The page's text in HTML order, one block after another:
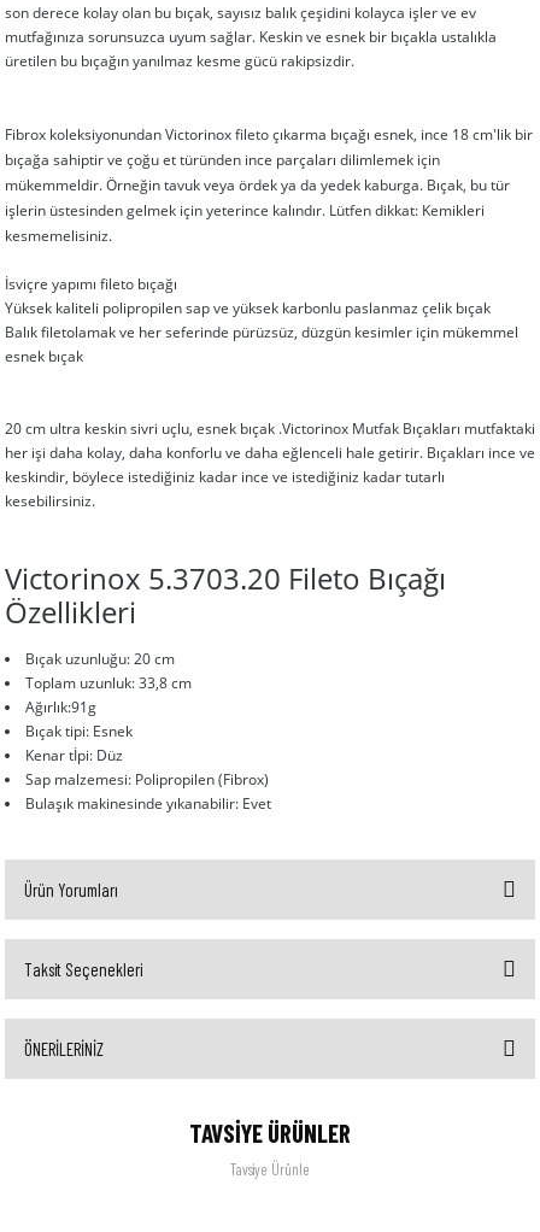
son derece kolay olan bu bıçak, sayısız balık çeşidini kolayca işler ve ev
mutfağınıza sorunsuzca uyum sağlar. Keskin ve esnek bir bıçakla ustalıkla
üretilen bu bıçağın yanılmaz kesme gücü rakipsizdir.
Fibrox koleksiyonundan Victorinox fileto çıkarma bıçağı esnek, ince 18 cm'lik bir
bıçağa sahiptir ve çoğu et türünden ince parçaları dilimlemek için
mükemmeldir. Örneğin tavuk veya ördek ya da yedek kaburga. Bıçak, bu tür
işlerin üstesinden gelmek için yeterince kalındır. Lütfen dikkat: Kemikleri
kesmemelisiniz.
İsviçre yapımı fileto bıçağı
Yüksek kaliteli polipropilen sap ve yüksek karbonlu paslanmaz çelik bıçak
Balık filetolamak ve her seferinde pürüzsüz, düzgün kesimler için mükemmel
esnek bıçak
20 cm ultra keskin sivri uçlu, esnek bıçak .Victorinox Mutfak Bıçakları mutfaktaki
her işi daha kolay, daha konforlu ve daha eğlenceli hale getirir. Bıçakları ince ve
keskindir, böylece istediğiniz kadar ince ve istediğiniz kadar tutarlı
kesebilirsiniz.
Victorinox 5.3703.20 Fileto Bıçağı
Özellikleri
Bıçak uzunluğu: 20 cm
Toplam uzunluk: 33,8 cm
Ağırlık:91g
Bıçak tipi: Esnek
Kenar tİpi: Düz
Sap malzemesi: Polipropilen (Fibrox)
Bulaşık makinesinde yıkanabilir: Evet
Ürün Yorumları
Taksit Seçenekleri
ÖNERİLERİNİZ
noktaları öneri formunu kullanarak tarafımıza iletebilirsiniz.
TAVSİYE ÜRÜNLER
Tavsiye Ürünle